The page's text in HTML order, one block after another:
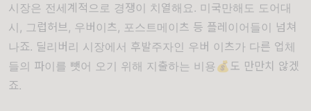
시장은 전세계적으로 경쟁이 치열해요. 미국만해도 도어대
시, 그럽허브, 우버이츠, 포스트메이츠 등 플레이어들이 넘쳐
나죠. 딜리버리 시장에서 후발주자인 우버 이츠가 다른 업체
들의 파이를 뺏어 오기 위해 지출하는 비용💰도 만만치 않겠
죠.